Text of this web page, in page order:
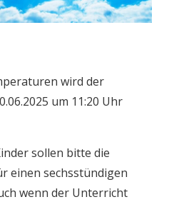
wird der
um 11:20 Uhr
sollen bitte die
einen sechsstündigen
wenn der Unterricht